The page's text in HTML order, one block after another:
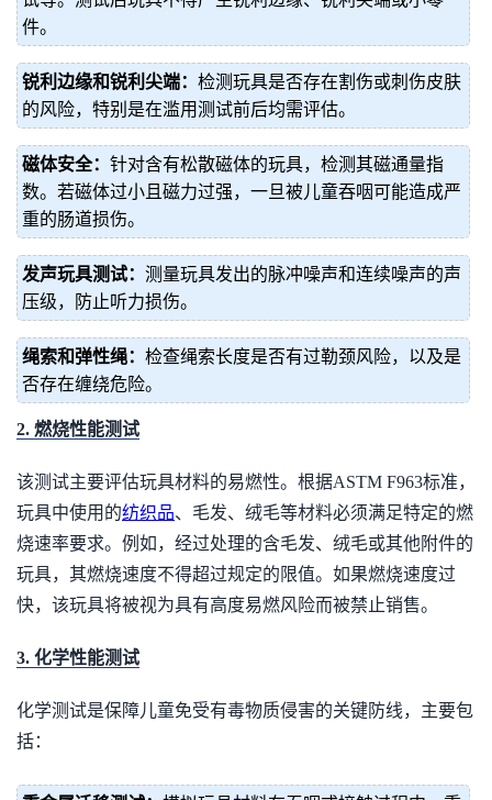
件。
锐利边缘和锐利尖端： 检测玩具是否存在割伤或刺伤皮肤
的风险，特别是在滥用测试前后均需评估。
磁体安全： 针对含有松散磁体的玩具，检测其磁通量指
数。若磁体过小且磁力过强，一旦被儿童吞咽可能造成严
重的肠道损伤。
发声玩具测试： 测量玩具发出的脉冲噪声和连续噪声的声
压级，防止听力损伤。
绳索和弹性绳： 检查绳索长度是否有过勒颈风险，以及是
否存在缠绕危险。
2. 燃烧性能测试
该测试主要评估玩具材料的易燃性。根据ASTM F963标准，
玩具中使用的纺织品、毛发、绒毛等材料必须满足特定的燃
烧速率要求。例如，经过处理的含毛发、绒毛或其他附件的
玩具，其燃烧速度不得超过规定的限值。如果燃烧速度过
快，该玩具将被视为具有高度易燃风险而被禁止销售。
3. 化学性能测试
化学测试是保障儿童免受有毒物质侵害的关键防线，主要包
括：